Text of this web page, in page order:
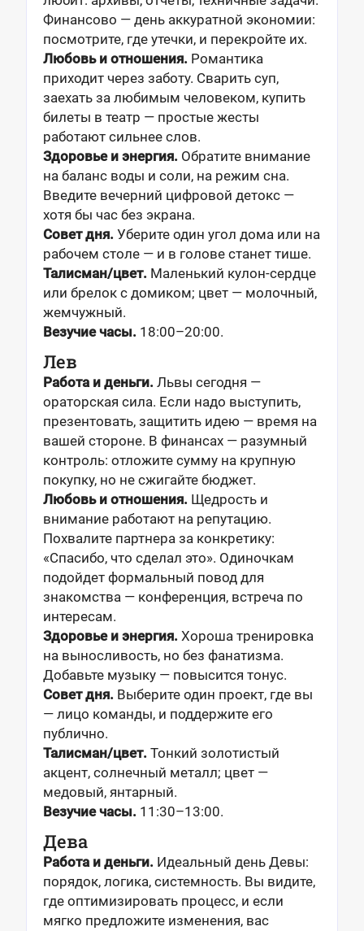
Финансово — день аккуратной экономии:
посмотрите, где утечки, и перекройте их.
Любовь и отношения. Романтика
приходит через заботу. Сварить суп,
заехать за любимым человеком, купить
билеты в театр — простые жесты
работают сильнее слов.
Здоровье и энергия. Обратите внимание
на баланс воды и соли, на режим сна.
Введите вечерний цифровой детокс —
хотя бы час без экрана.
Совет дня. Уберите один угол дома или на
рабочем столе — и в голове станет тише.
Талисман/цвет. Маленький кулон-сердце
или брелок с домиком; цвет — молочный,
жемчужный.
Везучие часы. 18:00–20:00.
Лев
Работа и деньги. Львы сегодня —
ораторская сила. Если надо выступить,
презентовать, защитить идею — время на
вашей стороне. В финансах — разумный
контроль: отложите сумму на крупную
покупку, но не сжигайте бюджет.
Любовь и отношения. Щедрость и
внимание работают на репутацию.
Похвалите партнера за конкретику:
«Спасибо, что сделал это». Одиночкам
подойдет формальный повод для
знакомства — конференция, встреча по
интересам.
Здоровье и энергия. Хороша тренировка
на выносливость, но без фанатизма.
Добавьте музыку — повысится тонус.
Совет дня. Выберите один проект, где вы
— лицо команды, и поддержите его
публично.
Талисман/цвет. Тонкий золотистый
акцент, солнечный металл; цвет —
медовый, янтарный.
Везучие часы. 11:30–13:00.
Дева
Работа и деньги. Идеальный день Девы:
порядок, логика, системность. Вы видите,
где оптимизировать процесс, и если
мягко предложите изменения, вас